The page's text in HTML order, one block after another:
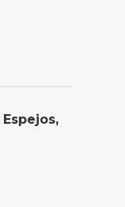
Espejos,